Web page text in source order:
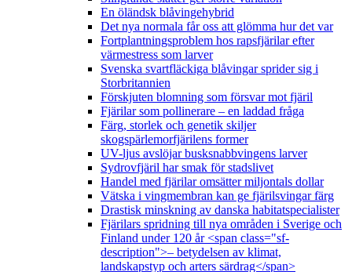
En öländsk blåvingehybrid
Det nya normala får oss att glömma hur det var
Fortplantningsproblem hos rapsfjärilar efter
värmestress som larver
Svenska svartfläckiga blåvingar sprider sig i
Storbritannien
Förskjuten blomning som försvar mot fjäril
Fjärilar som pollinerare – en laddad fråga
Färg, storlek och genetik skiljer
skogspärlemorfjärilens former
UV-ljus avslöjar busksnabbvingens larver
Sydrovfjäril har smak för stadslivet
Handel med fjärilar omsätter miljontals dollar
Vätska i vingmembran kan ge fjärilsvingar färg
Drastisk minskning av danska habitatspecialister
Fjärilars spridning till nya områden i Sverige och
Finland under 120 år <span class="sf-
description">– betydelsen av klimat,
landskapstyp och arters särdrag</span>